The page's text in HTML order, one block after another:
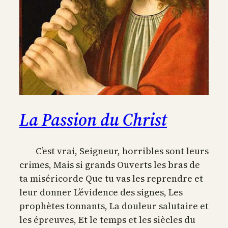
La Passion du Christ
C’est vrai, Seigneur, horribles sont leurs
crimes, Mais si grands Ouverts les bras de
ta miséricorde Que tu vas les reprendre et
leur donner L’évidence des signes, Les
prophètes tonnants, La douleur salutaire et
les épreuves, Et le temps et les siècles du